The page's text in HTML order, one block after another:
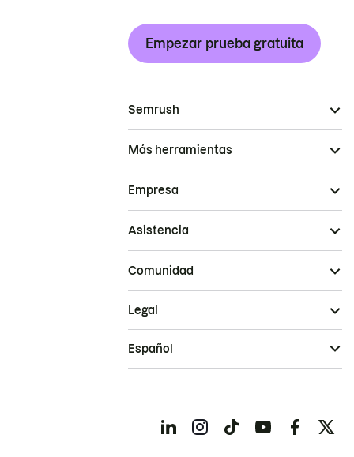
Empezar prueba gratuita
Semrush
Más herramientas
Empresa
Asistencia
Comunidad
Legal
Español